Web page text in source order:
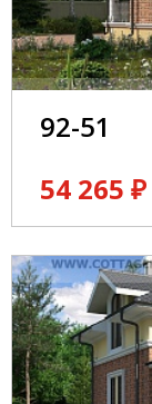
92-51
54 265 ₽